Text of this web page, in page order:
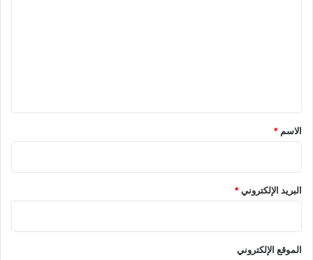
*
الاسم *
البريد الإلكتروني*
الموقع الإلكتروني